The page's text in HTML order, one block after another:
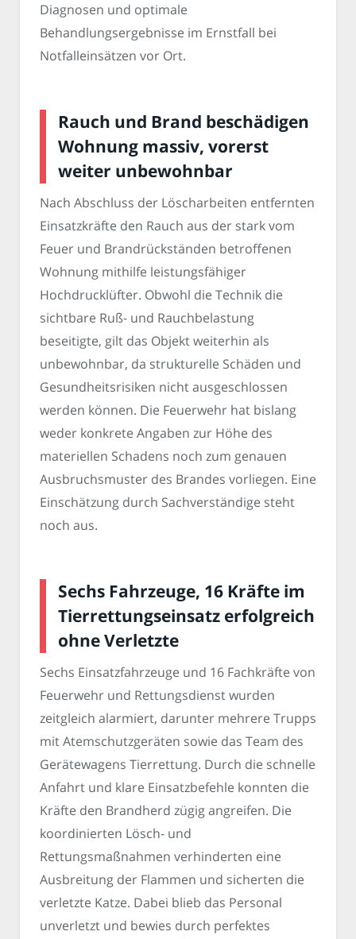
Diagnosen und optimale
Behandlungsergebnisse im Ernstfall bei
Notfalleinsätzen vor Ort.
Rauch und Brand beschädigen
Wohnung massiv, vorerst
weiter unbewohnbar
Nach Abschluss der Löscharbeiten entfernten
Einsatzkräfte den Rauch aus der stark vom
Feuer und Brandrückständen betroffenen
Wohnung mithilfe leistungsfähiger
Hochdrucklüfter. Obwohl die Technik die
sichtbare Ruß- und Rauchbelastung
beseitigte, gilt das Objekt weiterhin als
unbewohnbar, da strukturelle Schäden und
Gesundheitsrisiken nicht ausgeschlossen
werden können. Die Feuerwehr hat bislang
weder konkrete Angaben zur Höhe des
materiellen Schadens noch zum genauen
Ausbruchsmuster des Brandes vorliegen. Eine
Einschätzung durch Sachverständige steht
noch aus.
Sechs Fahrzeuge, 16 Kräfte im
Tierrettungseinsatz erfolgreich
ohne Verletzte
Sechs Einsatzfahrzeuge und 16 Fachkräfte von
Feuerwehr und Rettungsdienst wurden
zeitgleich alarmiert, darunter mehrere Trupps
mit Atemschutzgeräten sowie das Team des
Gerätewagens Tierrettung. Durch die schnelle
Anfahrt und klare Einsatzbefehle konnten die
Kräfte den Brandherd zügig angreifen. Die
koordinierten Lösch- und
Rettungsmaßnahmen verhinderten eine
Ausbreitung der Flammen und sicherten die
verletzte Katze. Dabei blieb das Personal
unverletzt und bewies durch perfektes